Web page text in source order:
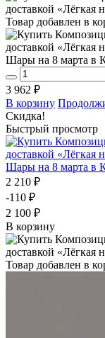
Товар добавлен в
Шары на 8 марта в
3 962 ₽
В корзину
Скидка!
Быстрый просмотр
Шары на 8 марта в
2 210 ₽
-110 ₽
2 100 ₽
В корзину
Товар добавлен в